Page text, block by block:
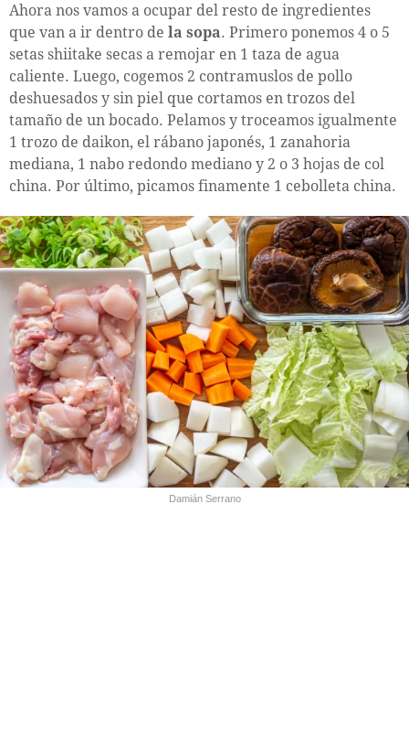
Ahora nos vamos a ocupar del resto de ingredientes
que van a ir dentro de la sopa. Primero ponemos 4 o 5
setas shiitake secas a remojar en 1 taza de agua
caliente. Luego, cogemos 2 contramuslos de pollo
deshuesados y sin piel que cortamos en trozos del
tamaño de un bocado. Pelamos y troceamos igualmente
1 trozo de daikon, el rábano japonés, 1 zanahoria
mediana, 1 nabo redondo mediano y 2 o 3 hojas de col
china. Por último, picamos finamente 1 cebolleta china.
Damián Serrano